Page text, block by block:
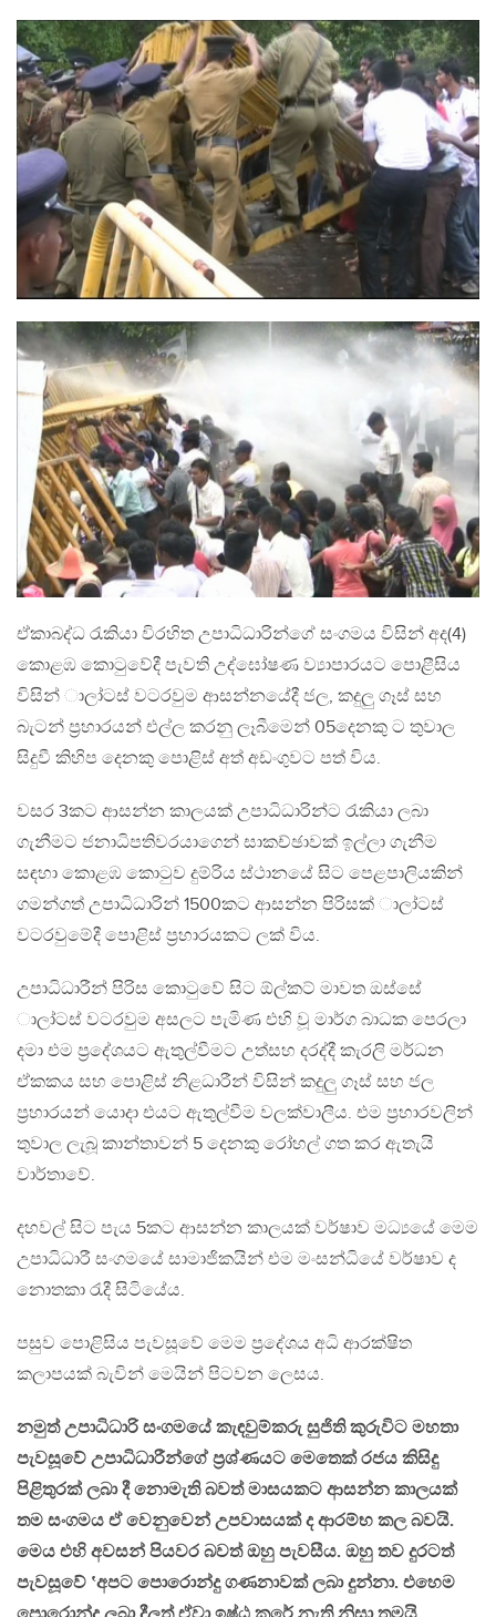
ඒකාබද්ධ රැකියා විරහිත උපාධිධාරින්ගේ සංගමය විසින් අද(4)
කොළඹ කොටුවේදී පැවති උද්ඝෝෂණ ව්‍යාපාරයට පොළීසිය
විසින් ාලා්ටස් වටරවුම ආසන්නයේදී ජල, කදුලු ගෑස් සහ
බැටන් ප්‍රහාරයන් එල්ල කරනු ලෑබීමෙන් 05දෙනකු ට තුවාල
සිදුවී කිහිප දෙනකු පොළිස් අත් අඩංගුවට පත් විය.
වසර 3කට ආසන්න කාලයක් උපාධිධාරින්ට රැකියා ලබා
ගැනීමට ජනාධිපතිවරයාගෙන් සාකච්ඡාවක් ඉල්ලා ගැනීම
සඳහා කොළඹ කොටුව දුම්රිය ස්ථානයේ සිට පෙළපාලියකින්
ගමන්ගත් උපාධිධාරින් 1500කට ආසන්න පිරිසක් ාලා්ටස්
වටරවුමේදී පොළිස් ප්‍රහාරයකට ලක් විය.
උපාධිධාරීන් පිරිස කොටුවේ සිට ඕල්කට් මාවත ඔස්සේ
ාලා්ටස් වටරවුම අසලට පැමිණ එහි වූ මාර්ග බාධක පෙරලා
දමා එම ප්‍රදේශයට ඇතුල්වීමට උත්සහ දරද්දී කැරලි මර්ධන
ඒකකය සහ පොළිස් නිළධාරීන් විසින් කදුලු ගෑස් සහ ජල
ප්‍රහාරයන් යොදා එයට ඇතුල්වීම වලක්වාලීය. එම ප්‍රහාරවලින්
තුවාල ලැබූ කාන්තාවන් 5 දෙනකු රෝහල් ගත කර ඇතැයි
වාර්තාවේ.
දහවල් සිට පැය 5කට ආසන්න කාලයක් වර්ෂාව මධ්‍යයේ මෙම
උපාධිධාරී සංගමයේ සාමාජිකයින් එම මංසන්ධියේ වර්ෂාව ද
නොතකා රැදී සිටියේය.
පසුව පොළිසිය පැවසූවේ මෙම ප්‍රදේශය අධි ආරක්ෂිත
කලාපයක් බැවින් මෙයින් පිටවන ලෙසය.
නමුත් උපාධිධාරි සංගමයේ කැඳවුම්කරු සුජිති කුරුවිට මහතා
පැවසූවේ උපාධිධාරීන්ගේ ප්‍රශ්ණයට මෙතෙක් රජය කිසිදු
පිළිතුරක් ලබා දී නොමැති බවත් මාසයකට ආසන්න කාලයක්
තම සංගමය ඒ වෙනුවෙන් උපවාසයක් ද ආරම්භ කල බවයි.
මෙය එහි අවසන් පියවර බවත් ඔහු පැවසීය. ඔහු තව දුරටත්
පැවසූවේ ‛අපට පොරොන්දු ගණනාවක් ලබා දුන්නා. එහෙම